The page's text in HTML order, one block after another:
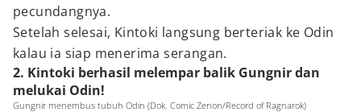
pecundangnya.
Setelah selesai, Kintoki langsung berteriak ke Odin
kalau ia siap menerima serangan.
2. Kintoki berhasil melempar balik Gungnir dan
melukai Odin!
Gungnir menembus tubuh Odin (Dok. Comic Zenon/Record of Ragnarok)